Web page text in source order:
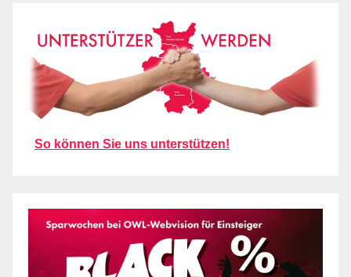
So können Sie uns unterstützen!